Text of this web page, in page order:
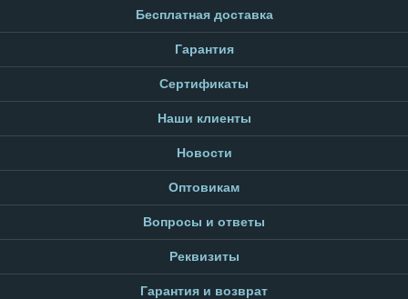
Бесплатная доставка
Гарантия
Сертификаты
Наши клиенты
Новости
Оптовикам
Вопросы и ответы
Реквизиты
Гарантия и возврат